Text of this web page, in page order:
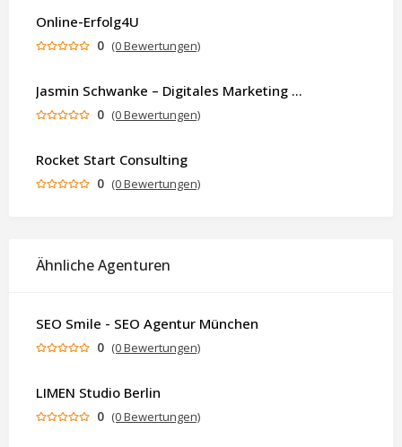
Online-Erfolg4U
0 (0 Bewertungen)
Jasmin Schwanke – Digitales Marketing & KI-gestützte Contenterstellung
0 (0 Bewertungen)
Rocket Start Consulting
0 (0 Bewertungen)
Ähnliche Agenturen
SEO Smile - SEO Agentur München
0 (0 Bewertungen)
LIMEN Studio Berlin
0 (0 Bewertungen)